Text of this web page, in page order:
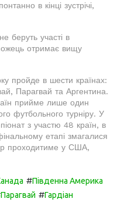
в кінці зустрічі,
беруть участі в
отримає вищу
пройде в шести країнах:
Парагвай та Аргентина.
прийме лише один
футбольного турніру. У
з участю 48 країн, в
етапі змагалися
проходитиме у США,
#Південна Америка
Парагвай #Гардіан